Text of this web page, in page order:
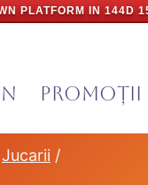
PLATFORM IN 144D
PROMOȚII
Jucarii /